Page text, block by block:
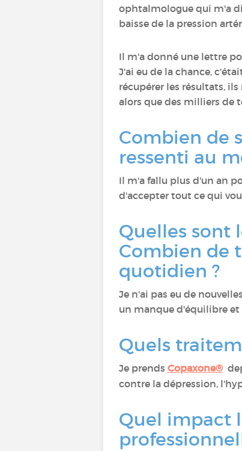
ophtalmologue qui m'a
baisse de la pression
Il m'a donné une lettre
J'ai eu de la chance,
récupérer les résultats,
alors que des milliers de
Combien de
ressenti au
Il m'a fallu plus d'un an
d'accepter tout ce qui
Quelles sont
Combien de
quotidien ?
Je n'ai pas eu de
un manque d'équilibre
Quels
Je prends Copaxone®
contre la dépression,
Quel impact